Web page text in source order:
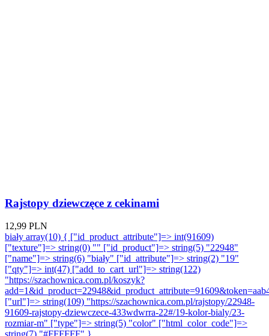
Rajstopy dziewczęce z cekinami
12,99 PLN
biały array(10) { ["id_product_attribute"]=> int(91609)
["texture"]=> string(0) "" ["id_product"]=> string(5) "22948"
["name"]=> string(6) "biały" ["id_attribute"]=> string(2) "19"
["qty"]=> int(47) ["add_to_cart_url"]=> string(122)
"https://szachownica.com.pl/koszyk?
["url"]=> string(109) "https://szachownica.com.pl/rajstopy/22948-
91609-rajstopy-dziewczece-433wdwrra-22#/19-kolor-bialy/23-
rozmiar-m" ["type"]=> string(5) "color" ["html_color_code"]=>